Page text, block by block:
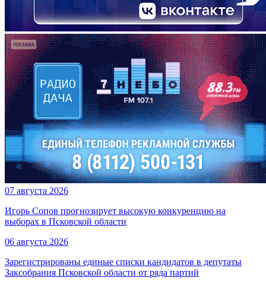
07 августа 2026
Игорь Сопов прогнозирует высокую конкуренцию на
выборах в Псковской области
06 августа 2026
Зарегистрированы единые списки кандидатов в депутаты
Заксобрания Псковской области от ряда партий